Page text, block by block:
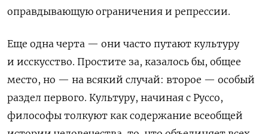
оправдывающую ограничения и репрессии.
Еще одна черта — они часто путают культуру
и исскусство. Простите за, казалось бы, общее
место, но — на всякий случай: второе — особый
раздел первого. Культуру, начиная с Руссо,
философы толкуют как содержание всеобщей